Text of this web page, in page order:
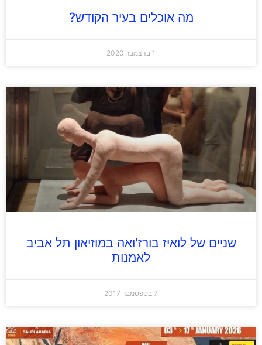
מה אוכלים בעיר הקודש?
1 בדצמבר 2020
שניים של לואיז בורז'ואה במוזיאון תל אביב
לאמנות
7 בספטמבר 2017